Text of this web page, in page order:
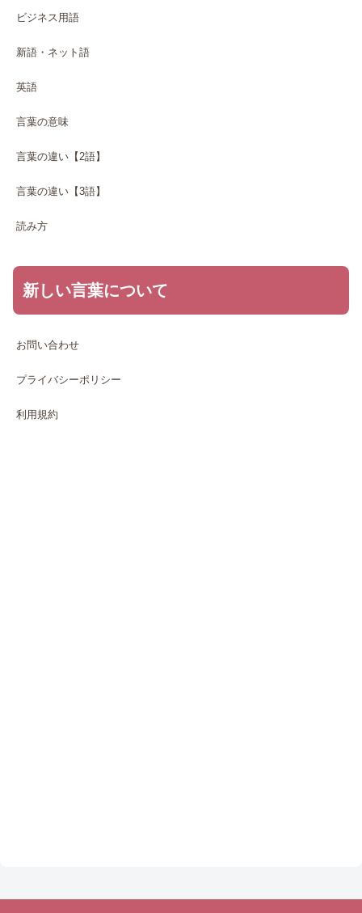
ビジネス用語
新語・ネット語
英語
言葉の意味
言葉の違い【2語】
言葉の違い【3語】
読み方
新しい言葉について
お問い合わせ
プライバシーポリシー
利用規約